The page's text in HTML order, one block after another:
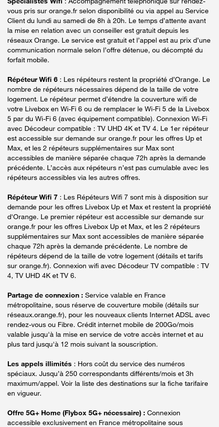
vous pris sur orange.fr selon disponibilité ou via appel au Service
Client du lundi au samedi de 8h à 20h. Le temps d’attente avant
la mise en relation avec un conseiller est gratuit depuis les
réseaux Orange. Le service est gratuit et l’appel est au prix d’une
communication normale selon l’offre détenue, ou décompté du
forfait mobile.
Répéteur Wifi 6 : Les répéteurs restent la propriété d’Orange. Le
nombre de répéteurs nécessaires dépend de la taille de votre
logement. Le répéteur permet d’étendre la couverture wifi de
votre Livebox en Wi-Fi 6 ou de remplacer le Wi-Fi 5 de la Livebox
5 par du Wi-Fi 6 (avec équipement compatible). Connexion Wi-Fi
avec Décodeur compatible : TV UHD 4K et TV 4. Le 1er répéteur
est accessible sur demande sur orange.fr pour les offres Up et
Max, et les 2 répéteurs supplémentaires sur Max sont
accessibles de manière séparée chaque 72h après la demande
précédente. L’accès aux répéteurs n’est pas cumulable avec les
répéteurs accessibles via les autres offres.
Répéteur Wifi 7 : Les Répéteurs Wifi 7 sont mis à disposition sur
demande pour les offres Livebox Up et Max et restent la propriété
d'Orange. Le premier répéteur est accessible sur demande sur
orange.fr pour les offres Livebox Up et Max, et les 2 répéteurs
supplémentaires sur Max sont accessibles de manière séparée
chaque 72h après la demande précédente. Le nombre de
répéteurs dépend de la taille de votre logement (détails et tarifs
sur orange.fr). Connexion wifi avec Décodeur TV compatible : TV
4, TV UHD 4K et TV 6.
Partage de connexion : Service valable en France
métropolitaine, sous réserve de couverture mobile (détails sur
réseaux.orange.fr), pour les nouveaux clients Internet ADSL avec
rendez-vous ou Fibre. Crédit internet mobile de 200Go/mois
valable jusqu'à la mise en service de votre accès internet et au
plus tard jusqu'à 12 mois suivant la souscription.
Les appels illimités : Hors coût du service des numéros
spéciaux. Jusqu’à 250 correspondants différents/mois et 3h
maximum/appel. Voir la liste des destinations sur la fiche tarifaire
en vigueur.
Offre 5G+ Home (Flybox 5G+ nécessaire) : Connexion
accessible exclusivement en France métropolitaine sous